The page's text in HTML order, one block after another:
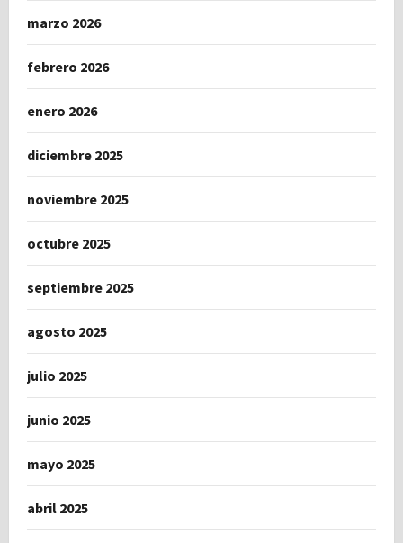
marzo 2026
febrero 2026
enero 2026
diciembre 2025
noviembre 2025
octubre 2025
septiembre 2025
agosto 2025
julio 2025
junio 2025
mayo 2025
abril 2025